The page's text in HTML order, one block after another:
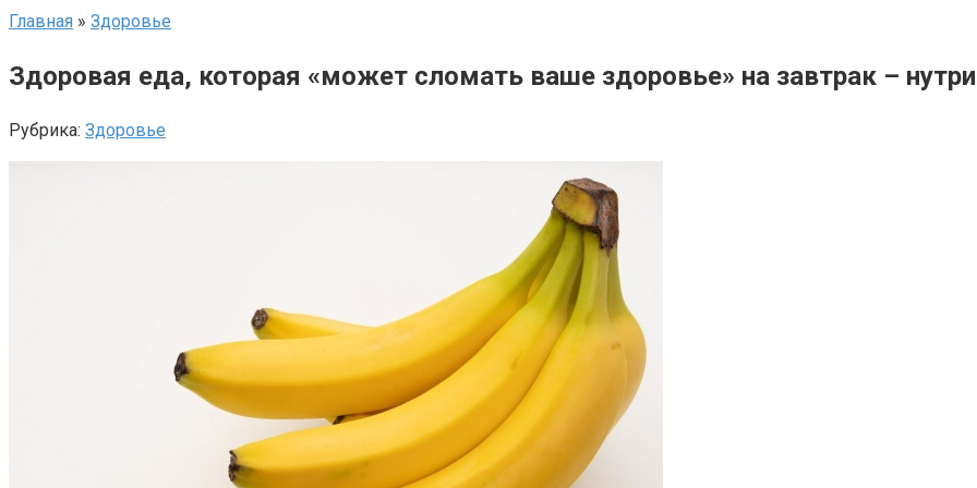
Главная » Здоровье
Здоровая еда, которая «может сломать ваше здоровье» на завтрак –
Рубрика: Здоровье